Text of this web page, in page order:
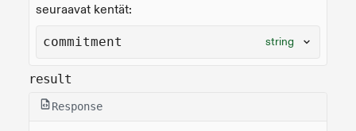
seuraavat kentät:
commitment string
result
Response